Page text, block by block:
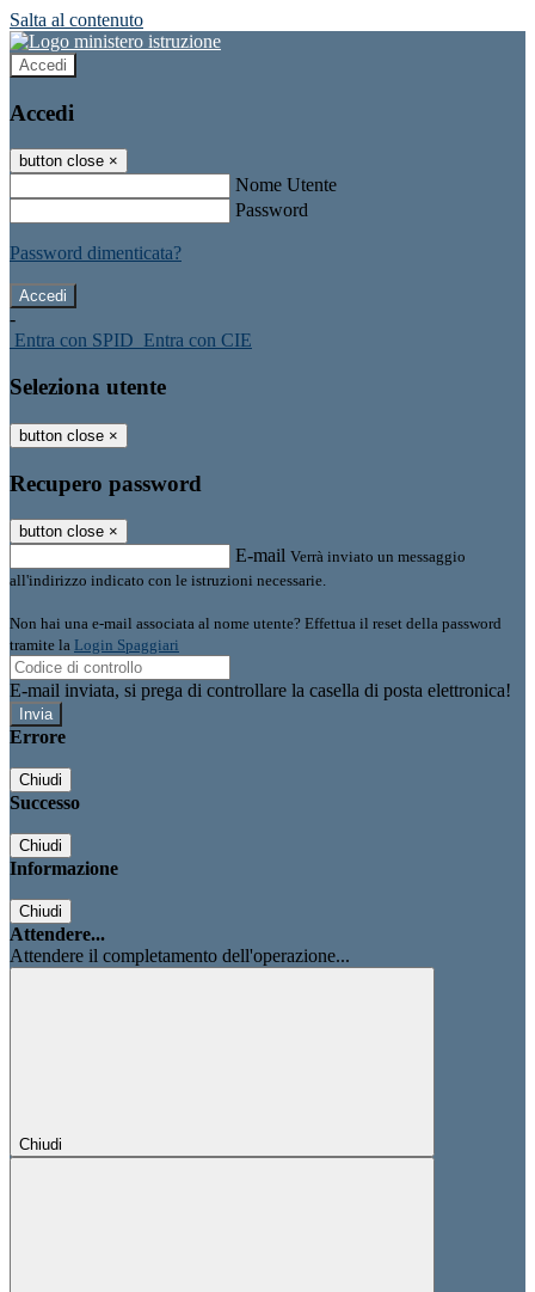
Salta al contenuto
Accedi
Accedi
button close ×
Nome Utente
Password
Password dimenticata?
-
Entra con SPID Entra con CIE
Seleziona utente
button close ×
Recupero password
button close ×
E-mail Verrà inviato un messaggio
all'indirizzo indicato con le istruzioni necessarie.
Non hai una e-mail associata al nome utente? Effettua il reset della password
tramite la Login Spaggiari
E-mail inviata, si prega di controllare la casella di posta elettronica!
Errore
Chiudi
Successo
Chiudi
Informazione
Chiudi
Attendere...
Attendere il completamento dell'operazione...
Chiudi